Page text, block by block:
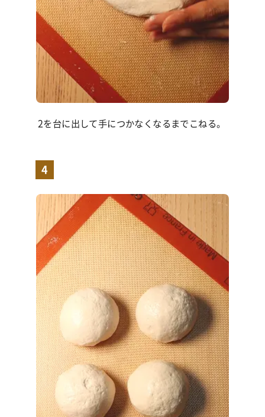
2を台に出して手につかなくなるまでこねる。
4